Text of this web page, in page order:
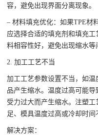
容，避免出现界面分离现象。
– 材料填充优化：如果TPE材
应选择合适的填充剂和填充
料相容性好，避免出现缩水等
2. 加工工艺不当
加工工艺参数设置不当，如温
品产生缩水。温度过高可能
受力过大而产生缩水。注塑
足、模具温度过高或冷却时间
解决方案：